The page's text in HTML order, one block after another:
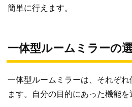
簡単に行えます。
一体型ルームミラーの
一体型ルームミラーは、それぞ
ます。自分の目的にあった機能を